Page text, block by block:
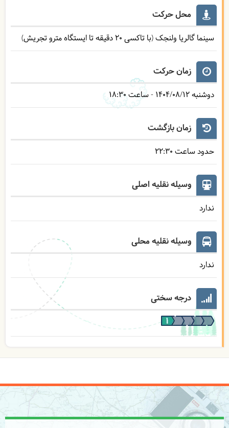
محل حرکت
سینما گالریا ولنجک (با تاکسی 20 دقیقه تا ایستگاه مترو تجریش)
زمان حرکت
دوشنبه1404/08/12 - ساعت18:30
زمان بازگشت
حدود ساعت 22:30
وسیله نقلیه اصلی
ندارد
وسیله نقلیه محلی
ندارد
درجه سختی